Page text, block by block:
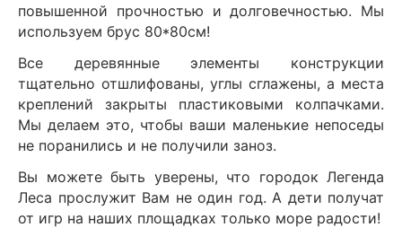
повышенной прочностью и долговечностью. Мы
используем брус 80*80см!
Все деревянные элементы конструкции
тщательно отшлифованы, углы сглажены, а места
креплений закрыты пластиковыми колпачками.
Мы делаем это, чтобы ваши маленькие непоседы
не поранились и не получили заноз.
Вы можете быть уверены, что городок Легенда
Леса прослужит Вам не один год. А дети получат
от игр на наших площадках только море радости!